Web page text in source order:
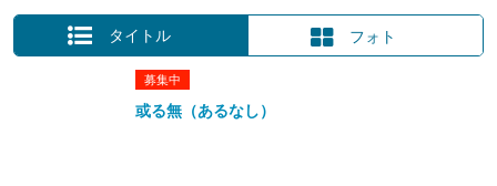
タイトル フォト
募集中
或る無（あるなし）